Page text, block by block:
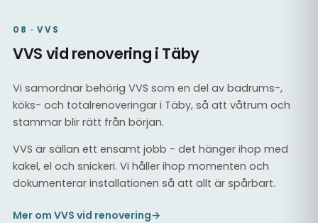
08 · VVS
VVS vid renovering i Täby
Vi samordnar behörig VVS som en del av badrums-,
köks- och totalrenoveringar i Täby, så att våtrum och
stammar blir rätt från början.
VVS är sällan ett ensamt jobb - det hänger ihop med
kakel, el och snickeri. Vi håller ihop momenten och
dokumenterar installationen så att allt är spårbart.
Mer om VVS vid renovering→